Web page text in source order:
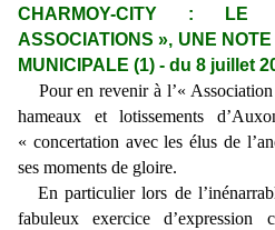
CHARMOY-CITY : LE
ASSOCIATIONS », UNE
MUNICIPALE (1) - du 8 juillet
Pour en revenir à l’«
hameaux et lotissements
« concertation avec les élus de
ses moments de gloire.
En particulier lors de
fabuleux exercice d’expression